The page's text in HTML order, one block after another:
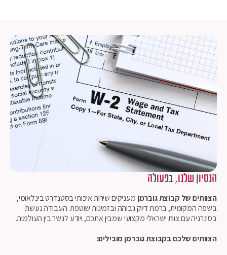
הנסיון שלנו, בפעולה
הצוותים של קבוצת גוברמןמעניקים שירות איכותי בסטנדרט בינלאומי,
בשפה המקומית, ברמת דיוק גבוהה ובזמינות שוטפת. העבודה נעשת
בסינרגיה עם צוות ישראלי מקצועי שמבין אתכם, ויודע לגשר בין העולמות.
הצוותים שלכם בקבוצת גוברמן מובילים: